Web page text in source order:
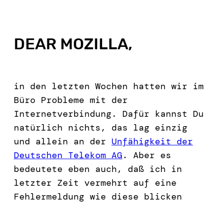
DEAR MOZILLA,
in den letzten Wochen hatten wir im
Büro Probleme mit der
Internetverbindung. Dafür kannst Du
natürlich nichts, das lag einzig
und allein an der Unfähigkeit der
Deutschen Telekom AG . Aber es
bedeutete eben auch, daß ich in
letzter Zeit vermehrt auf eine
Fehlermeldung wie diese blicken